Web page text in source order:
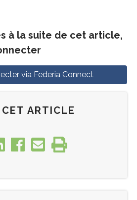
à la suite de cet article,
via Federia Connect
ARTICLE